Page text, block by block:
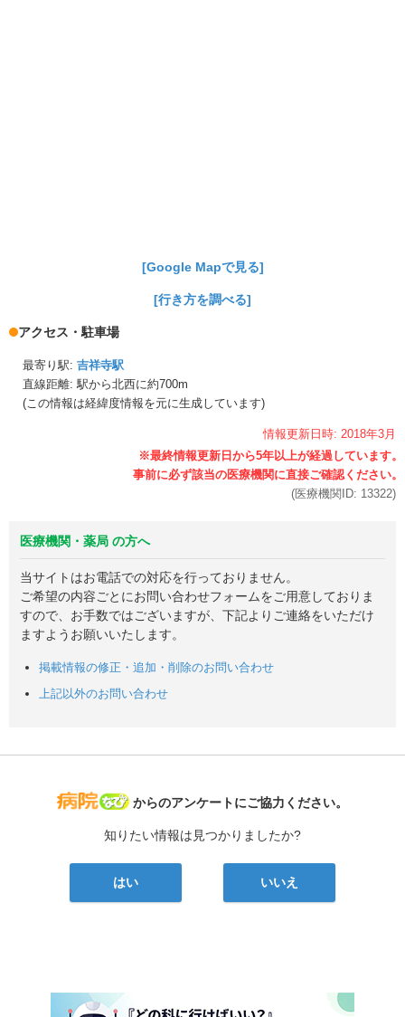
[Google Mapで見る]
[行き方を調べる]
アクセス・駐車場
最寄り駅: 吉祥寺駅
直線距離: 駅から北西に約700m
(この情報は経緯度情報を元に生成しています)
情報更新日時: 2018年3月
(医療機関ID: 13322)
医療機関・薬局 の方へ
当サイトはお電話での対応を行っておりません。
ご希望の内容ごとにお問い合わせフォームをご用意しておりま
すので、お手数ではございますが、下記よりご連絡をいただけ
ますようお願いいたします。
掲載情報の修正・追加・削除のお問い合わせ
上記以外のお問い合わせ
病院なび
からのアンケートにご協力ください。
知りたい情報は見つかりましたか?
はい いいえ